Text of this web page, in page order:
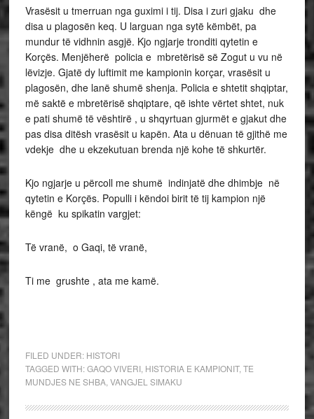
Vrasësit u tmerruan nga guximi i tij. Disa i zuri gjaku dhe
disa u plagosën keq. U larguan nga sytë këmbët, pa
mundur të vidhnin asgjë. Kjo ngjarje tronditi qytetin e
Korçës. Menjëherë policia e mbretërisë së Zogut u vu në
lëvizje. Gjatë dy luftimit me kampionin korçar, vrasësit u
plagosën, dhe lanë shumë shenja. Policia e shtetit shqiptar,
më saktë e mbretërisë shqiptare, që ishte vërtet shtet, nuk
e pati shumë të vështirë , u shqyrtuan gjurmët e gjakut dhe
pas disa ditësh vrasësit u kapën. Ata u dënuan të gjithë me
vdekje dhe u ekzekutuan brenda një kohe të shkurtër.
Kjo ngjarje u përcoll me shumë indinjatë dhe dhimbje në
qytetin e Korçës. Populli i këndoi birit të tij kampion një
këngë ku spikatin vargjet:
Të vranë, o Gaqi, të vranë,
Ti me grushte , ata me kamë.
FILED UNDER: HISTORI
TAGGED WITH:GAQO VIVERI, HISTORIA E KAMPIONIT, TE
MUNDJES NE SHBA, VANGJEL SIMAKU